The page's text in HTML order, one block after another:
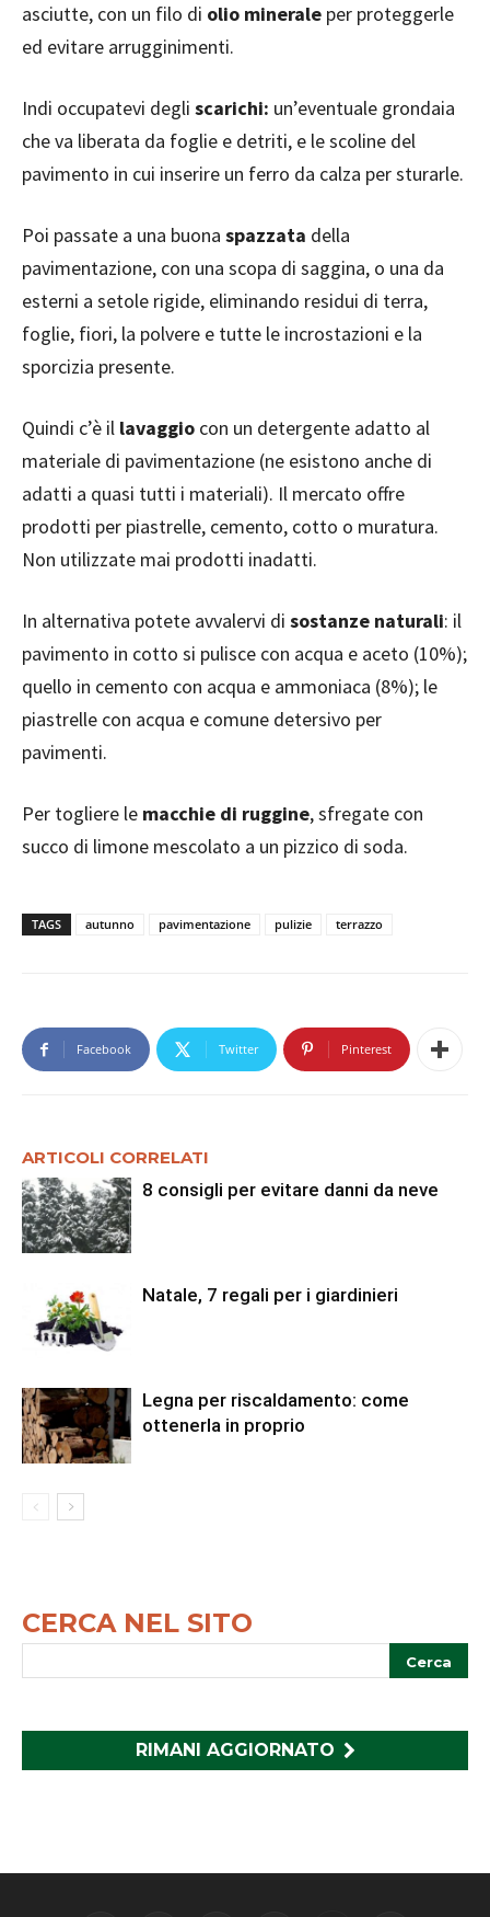
asciutte, con un filo di olio minerale per proteggerle
ed evitare arrugginimenti.
Indi occupatevi degli scarichi: un’eventuale grondaia
che va liberata da foglie e detriti, e le scoline del
pavimento in cui inserire un ferro da calza per sturarle.
Poi passate a una buona spazzata della
pavimentazione, con una scopa di saggina, o una da
esterni a setole rigide, eliminando residui di terra,
foglie, fiori, la polvere e tutte le incrostazioni e la
sporcizia presente.
Quindi c’è il lavaggio con un detergente adatto al
materiale di pavimentazione (ne esistono anche di
adatti a quasi tutti i materiali). Il mercato offre
prodotti per piastrelle, cemento, cotto o muratura.
Non utilizzate mai prodotti inadatti.
In alternativa potete avvalervi di sostanze naturali: il
pavimento in cotto si pulisce con acqua e aceto (10%);
quello in cemento con acqua e ammoniaca (8%); le
piastrelle con acqua e comune detersivo per
pavimenti.
Per togliere le macchie di ruggine, sfregate con
succo di limone mescolato a un pizzico di soda.
TAGS autunno pavimentazione pulizie terrazzo
Facebook Twitter Pinterest
ARTICOLI CORRELATI
8 consigli per evitare danni da neve
Natale, 7 regali per i giardinieri
Legna per riscaldamento: come
ottenerla in proprio
CERCA NEL SITO
RIMANI AGGIORNATO